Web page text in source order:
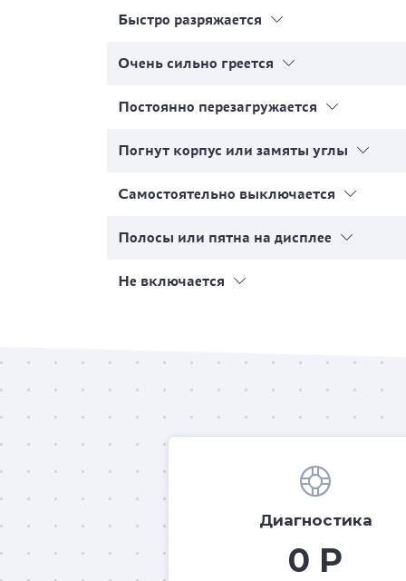
Быстро разряжается
Очень сильно греется
Постоянно перезагружается
Погнут корпус или замяты углы
Самостоятельно выключается
Полосы или пятна на дисплее
Не включается
Диагностика
0 Р